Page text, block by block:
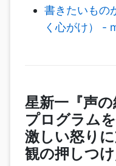
書きたいもの
く心がけ） -
星新一『声
プログラム
激しい怒り
観の押しつ